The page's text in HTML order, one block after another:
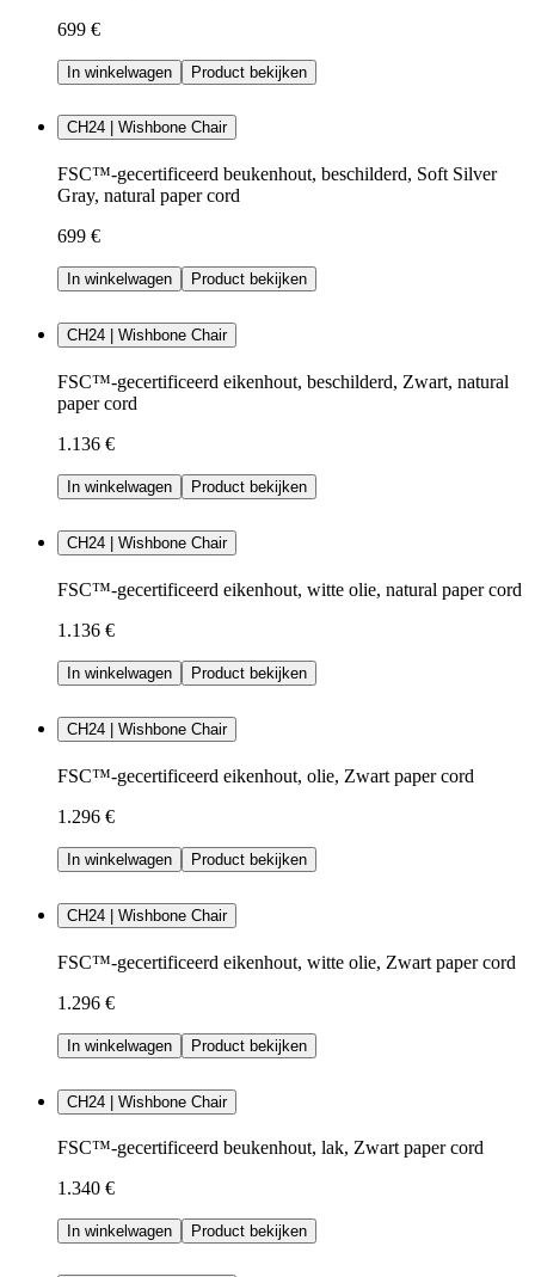
699 €
In winkelwagen Product bekijken
CH24 | Wishbone Chair
FSC™-gecertificeerd beukenhout, beschilderd, Soft Silver
Gray, natural paper cord
699 €
In winkelwagen Product bekijken
CH24 | Wishbone Chair
FSC™-gecertificeerd eikenhout, beschilderd, Zwart, natural
paper cord
1.136 €
In winkelwagen Product bekijken
CH24 | Wishbone Chair
FSC™-gecertificeerd eikenhout, witte olie, natural paper cord
1.136 €
In winkelwagen Product bekijken
CH24 | Wishbone Chair
FSC™-gecertificeerd eikenhout, olie, Zwart paper cord
1.296 €
In winkelwagen Product bekijken
CH24 | Wishbone Chair
FSC™-gecertificeerd eikenhout, witte olie, Zwart paper cord
1.296 €
In winkelwagen Product bekijken
CH24 | Wishbone Chair
FSC™-gecertificeerd beukenhout, lak, Zwart paper cord
1.340 €
In winkelwagen Product bekijken